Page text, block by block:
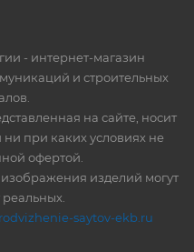
- интернет-магазин
и строительных
на сайте, носит
при каких условиях не
офертой.
изделий могут
реальных.
saytov-ekb.ru